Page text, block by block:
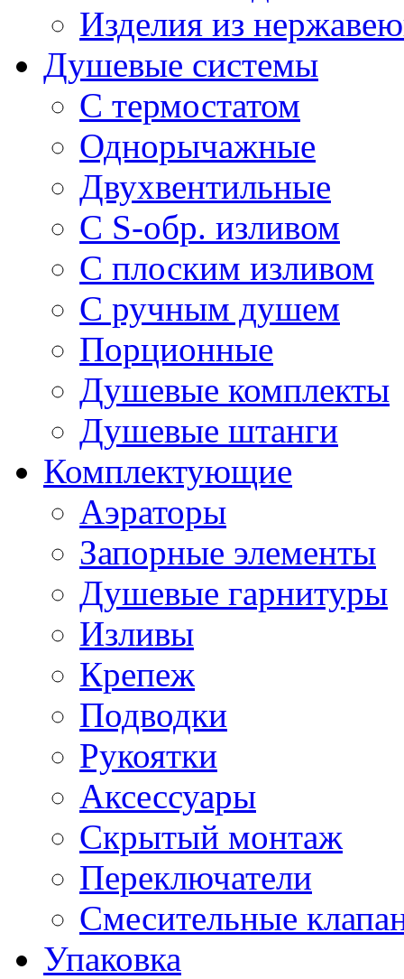
Изделия из
Душевые системы
С термостатом
Однорычажные
Двухвентильные
С S-обр. изливом
С плоским изливом
С ручным душем
Порционные
Душевые комплекты
Душевые штанги
Комплектующие
Аэраторы
Запорные элементы
Душевые гарнитуры
Изливы
Крепеж
Подводки
Рукоятки
Аксессуары
Скрытый монтаж
Переключатели
Смесительные
Упаковка